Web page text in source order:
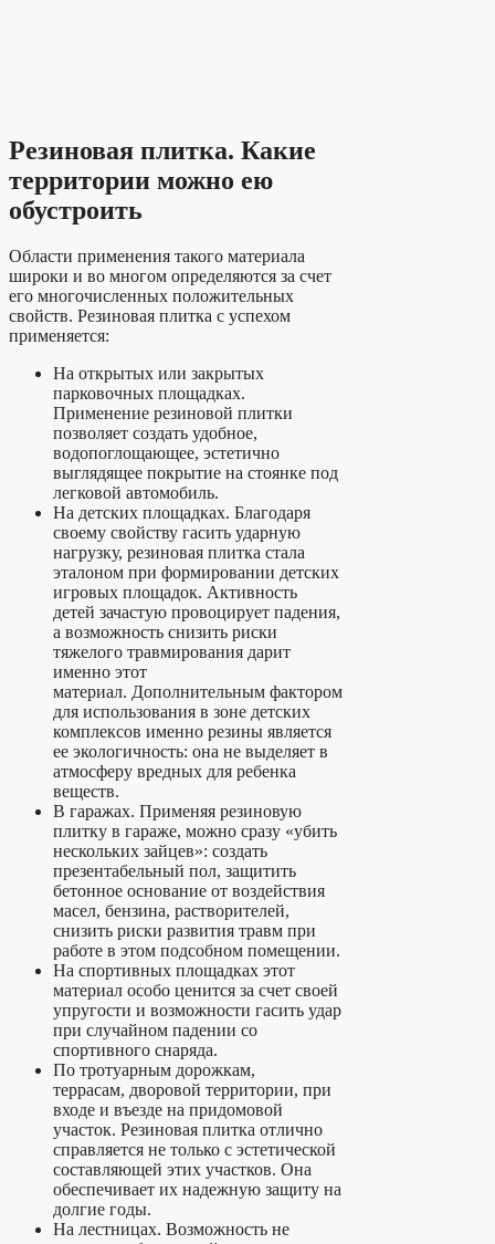
Резиновая плитка. Какие
территории можно ею
обустроить
Области применения такого материала
широки и во многом определяются за счет
его многочисленных положительных
свойств. Резиновая плитка с успехом
применяется:
На открытых или закрытых
парковочных площадках.
Применение резиновой плитки
позволяет создать удобное,
водопоглощающее, эстетично
выглядящее покрытие на стоянке под
легковой автомобиль.
На детских площадках. Благодаря
своему свойству гасить ударную
нагрузку, резиновая плитка стала
эталоном при формировании детских
игровых площадок. Активность
детей зачастую провоцирует падения,
а возможность снизить риски
тяжелого травмирования дарит
именно этот
материал. Дополнительным фактором
для использования в зоне детских
комплексов именно резины является
ее экологичность: она не выделяет в
атмосферу вредных для ребенка
веществ.
В гаражах. Применяя резиновую
плитку в гараже, можно сразу «убить
нескольких зайцев»: создать
презентабельный пол, защитить
бетонное основание от воздействия
масел, бензина, растворителей,
снизить риски развития травм при
работе в этом подсобном помещении.
На спортивных площадках этот
материал особо ценится за счет своей
упругости и возможности гасить удар
при случайном падении со
спортивного снаряда.
По тротуарным дорожкам,
террасам, дворовой территории, при
входе и въезде на придомовой
участок. Резиновая плитка отлично
справляется не только с эстетической
составляющей этих участков. Она
обеспечивает их надежную защиту на
долгие годы.
На лестницах. Возможность не